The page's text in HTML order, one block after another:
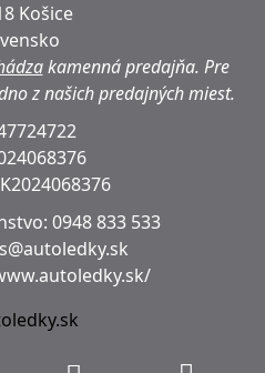
Košice
kamenná predajňa. Pre
z našich predajných miest.
0948 833 533